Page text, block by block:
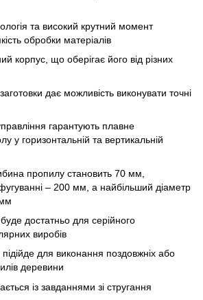
та високий крутний момент
обробки матеріалів
корпус, що оберігає його від різних
дає можливість виконувати точні
гарантують плавне
у горизонтальній та вертикальній
пропилу становить 70 мм,
– 200 мм, а найбільший діаметр
достатньо для серійного
виробів
для виконання поздовжніх або
деревини
із завданнями зі стругання